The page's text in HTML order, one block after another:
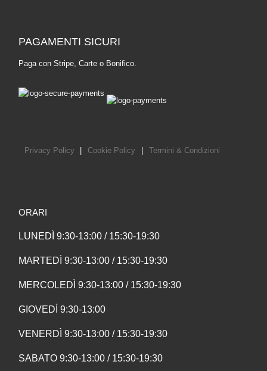
PAGAMENTI SICURI
Paga con Stripe, Carte o Bonifico.
Privacy Policy Cookie Policy Termini & Condizioni
ORARI
LUNEDÌ 9:30-13:00 / 15:30-19:30
MARTEDÌ 9:30-13:00 / 15:30-19:30
MERCOLEDÌ 9:30-13:00 / 15:30-19:30
GIOVEDÌ 9:30-13:00
VENERDÌ 9:30-13:00 / 15:30-19:30
SABATO 9:30-13:00 / 15:30-19:30